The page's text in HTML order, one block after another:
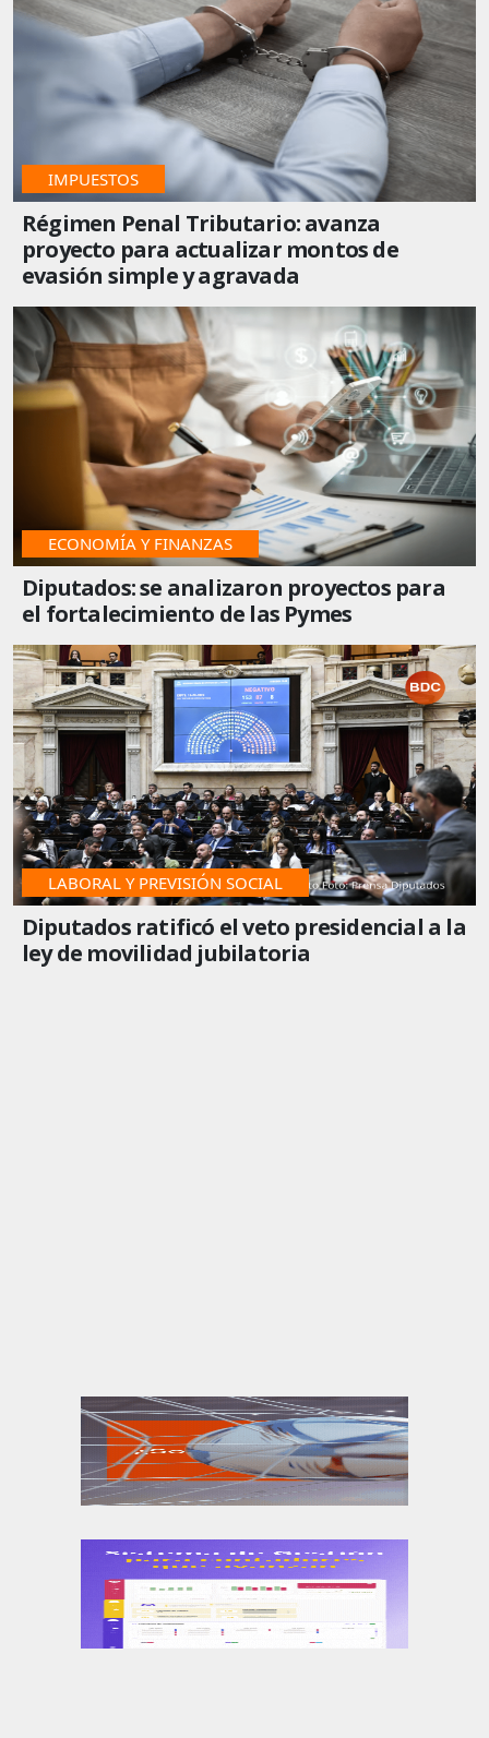
IMPUESTOS
Régimen Penal Tributario: avanza
proyecto para actualizar montos de
evasión simple y agravada
ECONOMÍA Y FINANZAS
Diputados: se analizaron proyectos para
el fortalecimiento de las Pymes
LABORAL Y PREVISIÓN SOCIAL
Diputados ratificó el veto presidencial a la
ley de movilidad jubilatoria